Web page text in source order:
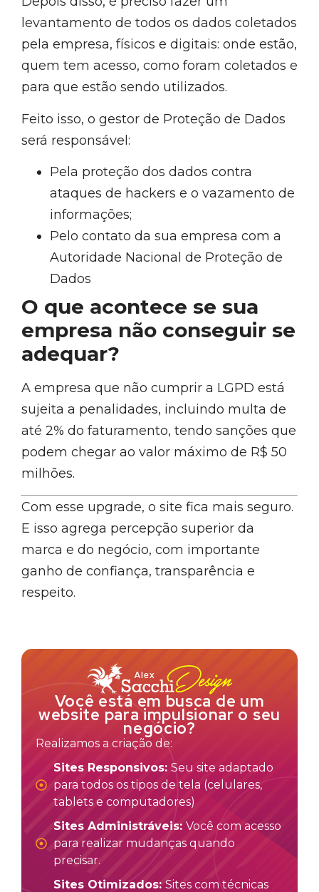
levantamento de todos os dados coletados
pela empresa, físicos e digitais: onde estão,
quem tem acesso, como foram coletados e
para que estão sendo utilizados.
Feito isso, o gestor de Proteção de Dados
será responsável:
Pela proteção dos dados contra
ataques de hackers e o vazamento de
informações;
Pelo contato da sua empresa com a
Autoridade Nacional de Proteção de
Dados
O que acontece se sua
empresa não conseguir se
adequar?
A empresa que não cumprir a LGPD está
sujeita a penalidades, incluindo multa de
até 2% do faturamento, tendo sanções que
podem chegar ao valor máximo de R$ 50
milhões.
Com esse upgrade, o site fica mais seguro.
E isso agrega percepção superior da
marca e do negócio, com importante
ganho de confiança, transparência e
respeito.
Você está em busca de um
website para impulsionar o seu
negócio?
Realizamos a criação de:
Sites Responsivos: Seu site adaptado
para todos os tipos de tela (celulares,
tablets e computadores)
Sites Administráveis: Você com acesso
para realizar mudanças quando
precisar.
Sites Otimizados: Sites com técnicas